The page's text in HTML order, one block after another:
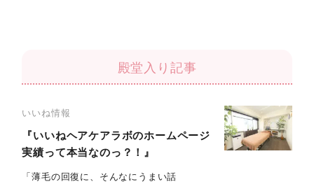
殿堂入り記事
いいね情報
『いいねヘアケアラボのホームページ
実績って本当なのっ？！』
「薄毛の回復に、そんなにうまい話